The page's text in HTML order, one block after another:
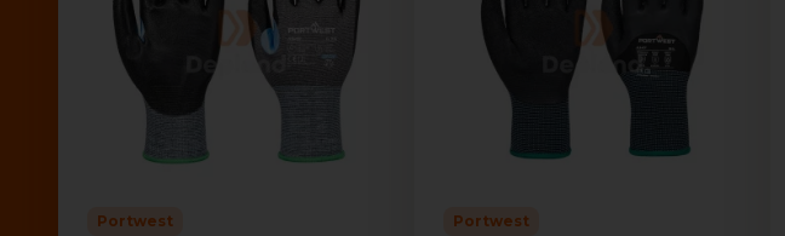
Portwest Portwest